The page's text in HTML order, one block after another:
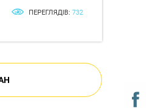
ПЕРЕГЛЯДІВ: 732